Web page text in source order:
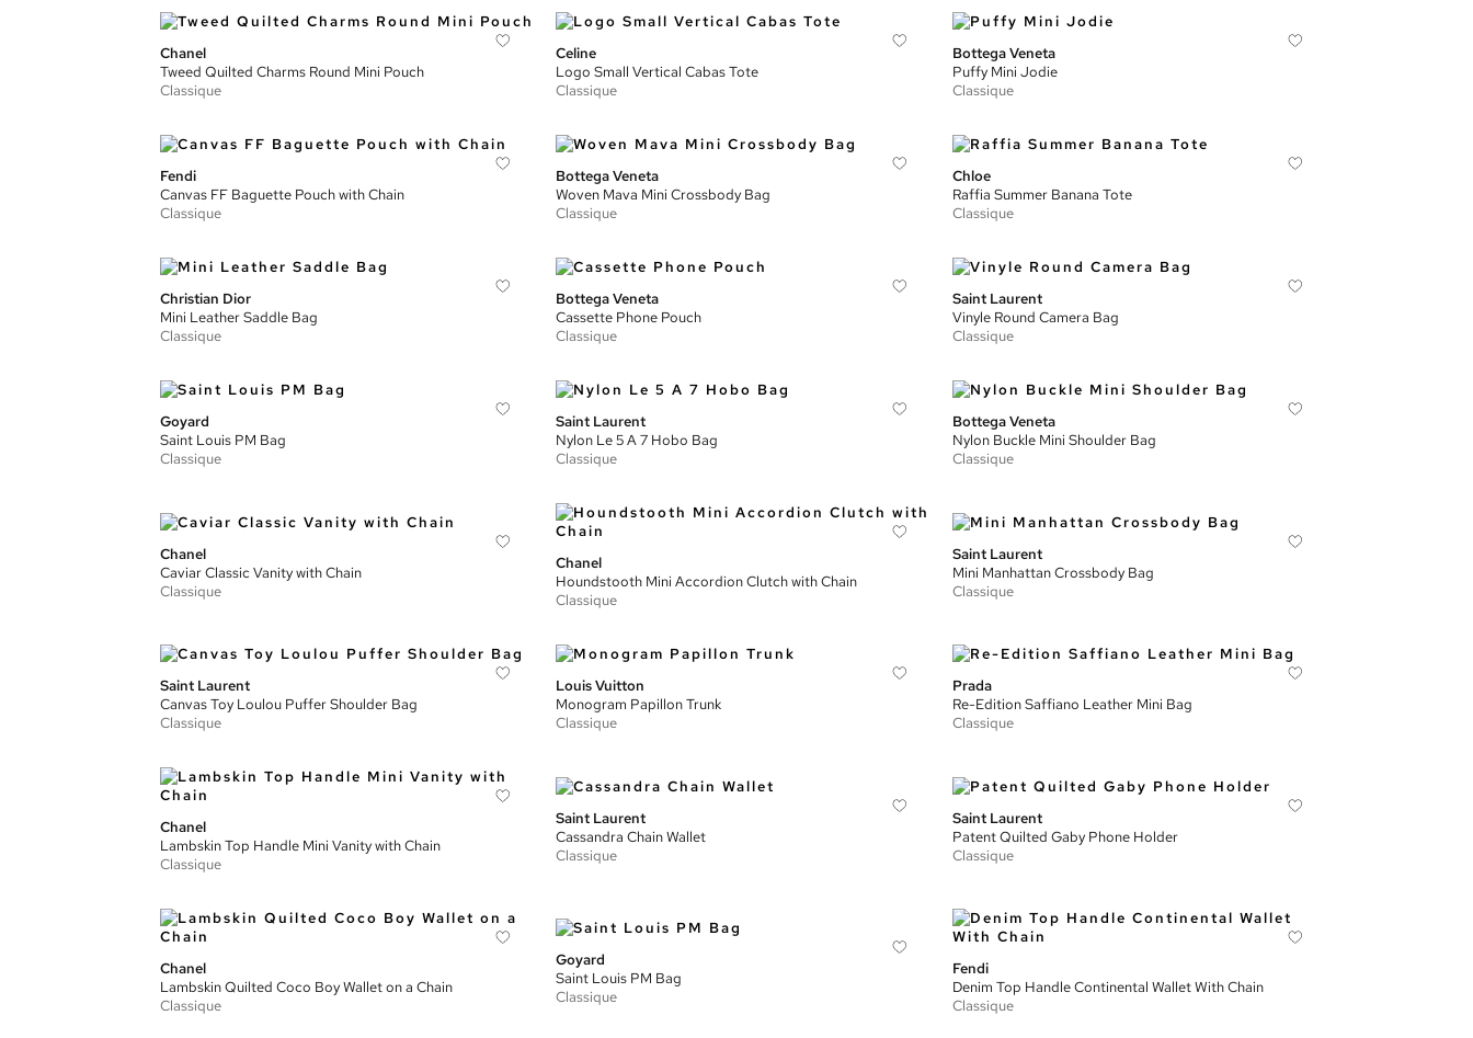
Chanel
Tweed Quilted Charms Round Mini Pouch
Classique
Celine
Logo Small Vertical Cabas Tote
Classique
Bottega Veneta
Puffy Mini Jodie
Classique
Fendi
Canvas FF Baguette Pouch with Chain
Classique
Bottega Veneta
Woven Mava Mini Crossbody Bag
Classique
Chloe
Raffia Summer Banana Tote
Classique
Christian Dior
Mini Leather Saddle Bag
Classique
Bottega Veneta
Cassette Phone Pouch
Classique
Saint Laurent
Vinyle Round Camera Bag
Classique
Goyard
Saint Louis PM Bag
Classique
Saint Laurent
Nylon Le 5 A 7 Hobo Bag
Classique
Bottega Veneta
Nylon Buckle Mini Shoulder Bag
Classique
Chanel
Caviar Classic Vanity with Chain
Classique
Chanel
Houndstooth Mini Accordion Clutch with Chain
Classique
Saint Laurent
Mini Manhattan Crossbody Bag
Classique
Saint Laurent
Canvas Toy Loulou Puffer Shoulder Bag
Classique
Louis Vuitton
Monogram Papillon Trunk
Classique
Prada
Re-Edition Saffiano Leather Mini Bag
Classique
Chanel
Lambskin Top Handle Mini Vanity with Chain
Classique
Saint Laurent
Cassandra Chain Wallet
Classique
Saint Laurent
Patent Quilted Gaby Phone Holder
Classique
Chanel
Lambskin Quilted Coco Boy Wallet on a Chain
Classique
Goyard
Saint Louis PM Bag
Classique
Fendi
Denim Top Handle Continental Wallet With Chain
Classique